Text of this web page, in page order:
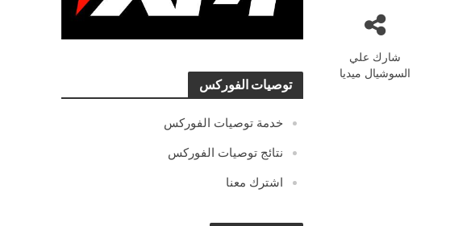
توصيات الفوركس
خدمة توصيات الفوركس
نتائج توصيات الفوركس
اشترك معنا
شارك علي
السوشيال ميديا